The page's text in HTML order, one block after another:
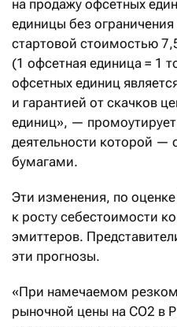
на продажу офсетных
единицы без
стартовой стоимостью
(1 офсетная единица = 1
офсетных единиц
и гарантией от скачков
единиц», —
деятельности которой —
бумагами.
Эти изменения, по оценке
к росту себестоимости
эмиттеров.
эти прогнозы.
«При намечаемом
рыночной цены на СО2 в